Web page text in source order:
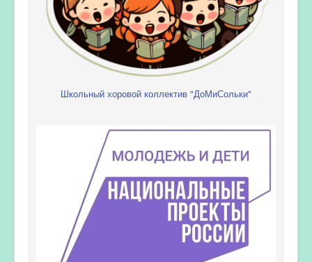
Школьный хоровой коллектив "ДоМиСольки"